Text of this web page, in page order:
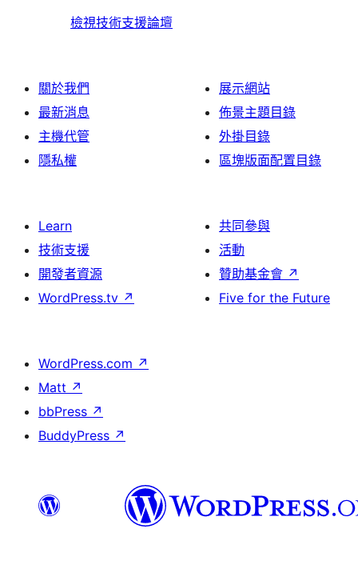
檢視技術支援論壇
關於我們
最新消息
主機代管
隱私權
展示網站
佈景主題目錄
外掛目錄
區塊版面配置目錄
Learn
技術支援
開發者資源
WordPress.tv ↗
共同參與
活動
贊助基金會 ↗
Five for the Future
WordPress.com ↗
Matt ↗
bbPress ↗
BuddyPress ↗